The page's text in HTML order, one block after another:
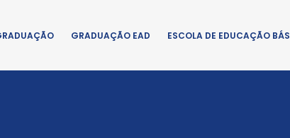
GRADUAÇÃO EAD ESCOLA DE EDUCAÇÃO